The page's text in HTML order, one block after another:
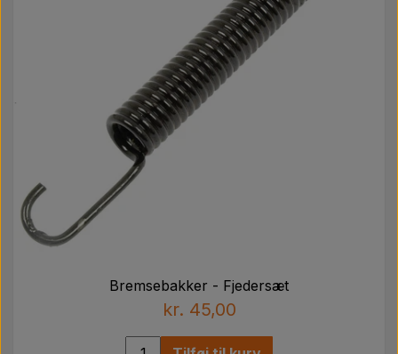
Bremsebakker - Fjedersæt
kr. 45,00